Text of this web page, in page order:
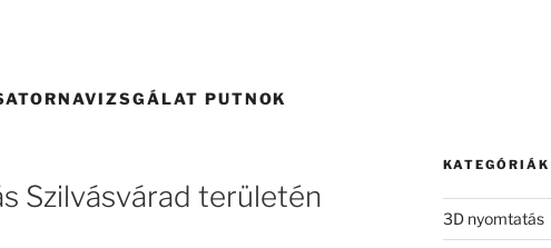
PUTNOK
Szilvásvárad területén
KATEGÓRIÁK
3D nyomtatás